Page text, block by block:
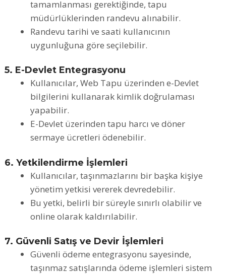
tamamlanması gerektiğinde, tapu
müdürlüklerinden randevu alınabilir.
Randevu tarihi ve saati kullanıcının
uygunluğuna göre seçilebilir.
5. E-Devlet Entegrasyonu
Kullanıcılar, Web Tapu üzerinden e-Devlet
bilgilerini kullanarak kimlik doğrulaması
yapabilir.
E-Devlet üzerinden tapu harcı ve döner
sermaye ücretleri ödenebilir.
6. Yetkilendirme İşlemleri
Kullanıcılar, taşınmazlarını bir başka kişiye
yönetim yetkisi vererek devredebilir.
Bu yetki, belirli bir süreyle sınırlı olabilir ve
online olarak kaldırılabilir.
7. Güvenli Satış ve Devir İşlemleri
Güvenli ödeme entegrasyonu sayesinde,
taşınmaz satışlarında ödeme işlemleri sistem